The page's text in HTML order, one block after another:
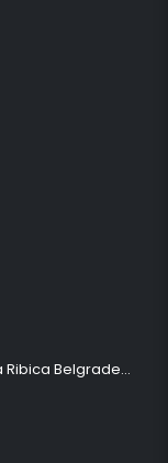
Šetač HOLO srednji silikonska Ribica Belgrade Walker